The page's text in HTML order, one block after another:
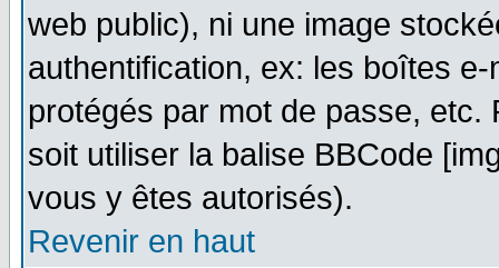
web public), ni une image
authentification, ex: les boîtes
protégés par mot de passe,
soit utiliser la balise BBCode
vous y êtes autorisés).
Revenir en haut